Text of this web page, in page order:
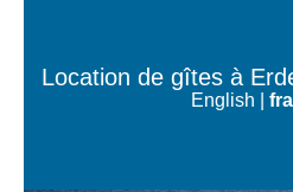
Location de gîtes à
English
ACCUEIL
GÎTES DE